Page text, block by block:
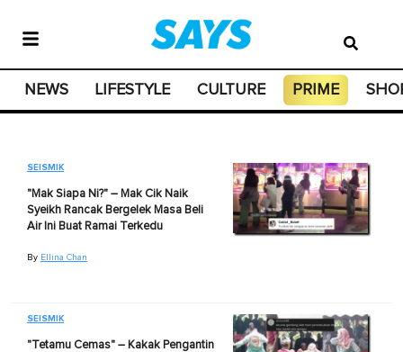
NEWS LIFESTYLE CULTURE PRIME
SEISMIK
"Mak Siapa Ni?" – Mak Cik Naik
Syeikh Rancak Bergelek Masa Beli
Air Ini Buat Ramai Terkedu
By Ellina Chan
SEISMIK
"Tetamu Cemas" – Kakak Pengantin